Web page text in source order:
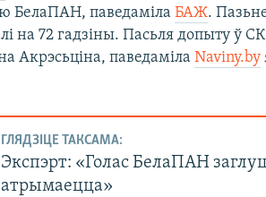
БелаПАН, паведамілаБАЖ.
72 гадзіны. Пасьля допыту ў СК
Акрэсьціна, паведамілаNaviny.by
ГЛЯДЗІЦЕ ТАКСАМА:
Экспэрт: «Голас БелаПАН
атрымаецца»